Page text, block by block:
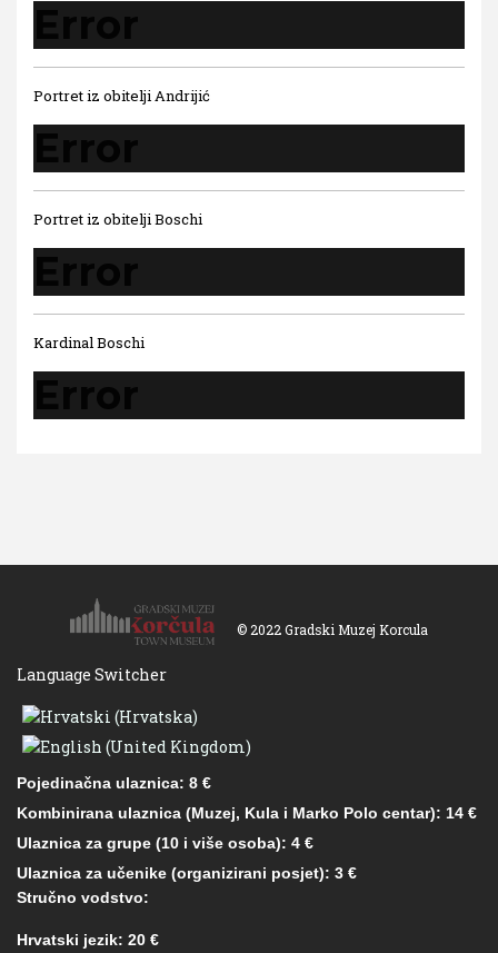
Portret iz obitelji Andrijić
Portret iz obitelji Boschi
Kardinal Boschi
© 2022 Gradski Muzej Korcula
Language Switcher
Pojedinačna ulaznica: 8 €
Kombinirana ulaznica (Muzej, Kula i Marko Polo centar): 14 €
Ulaznica za grupe (10 i više osoba): 4 €
Ulaznica za učenike (organizirani posjet): 3 €
Stručno vodstvo:
Hrvatski jezik: 20 €